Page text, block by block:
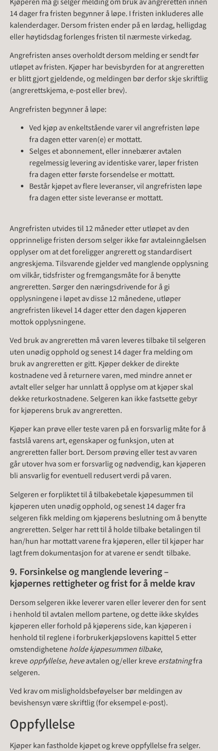
Kjøperen må gi selger melding om bruk av angreretten innen
14 dager fra fristen begynner å løpe. I fristen inkluderes alle
kalenderdager. Dersom fristen ender på en lørdag, helligdag
eller høytidsdag forlenges fristen til nærmeste virkedag.
Angrefristen anses overholdt dersom melding er sendt før
utløpet av fristen. Kjøper har bevisbyrden for at angreretten
er blitt gjort gjeldende, og meldingen bør derfor skje skriftlig
(angrerettskjema, e-post eller brev).
Angrefristen begynner å løpe:
Ved kjøp av enkeltstående varer vil angrefristen løpe
fra dagen etter varen(e) er mottatt.
Selges et abonnement, eller innebærer avtalen
regelmessig levering av identiske varer, løper fristen
fra dagen etter første forsendelse er mottatt.
Består kjøpet av flere leveranser, vil angrefristen løpe
fra dagen etter siste leveranse er mottatt.
Angrefristen utvides til 12 måneder etter utløpet av den
opprinnelige fristen dersom selger ikke før avtaleinngåelsen
opplyser om at det foreligger angrerett og standardisert
angreskjema. Tilsvarende gjelder ved manglende opplysning
om vilkår, tidsfrister og fremgangsmåte for å benytte
angreretten. Sørger den næringsdrivende for å gi
opplysningene i løpet av disse 12 månedene, utløper
angrefristen likevel 14 dager etter den dagen kjøperen
mottok opplysningene.
Ved bruk av angreretten må varen leveres tilbake til selgeren
uten unødig opphold og senest 14 dager fra melding om
bruk av angreretten er gitt. Kjøper dekker de direkte
kostnadene ved å returnere varen, med mindre annet er
avtalt eller selger har unnlatt å opplyse om at kjøper skal
dekke returkostnadene. Selgeren kan ikke fastsette gebyr
for kjøperens bruk av angreretten.
Kjøper kan prøve eller teste varen på en forsvarlig måte for å
fastslå varens art, egenskaper og funksjon, uten at
angreretten faller bort. Dersom prøving eller test av varen
går utover hva som er forsvarlig og nødvendig, kan kjøperen
bli ansvarlig for eventuell redusert verdi på varen.
Selgeren er forpliktet til å tilbakebetale kjøpesummen til
kjøperen uten unødig opphold, og senest 14 dager fra
selgeren fikk melding om kjøperens beslutning om å benytte
angreretten. Selger har rett til å holde tilbake betalingen til
han/hun har mottatt varene fra kjøperen, eller til kjøper har
lagt frem dokumentasjon for at varene er sendt tilbake.
9. Forsinkelse og manglende levering –
kjøpernes rettigheter og frist for å melde krav
Dersom selgeren ikke leverer varen eller leverer den for sent
i henhold til avtalen mellom partene, og dette ikke skyldes
kjøperen eller forhold på kjøperens side, kan kjøperen i
henhold til reglene i forbrukerkjøpslovens kapittel 5 etter
omstendigheteneholde kjøpesummen tilbake,
kreveoppfyllelse,heveavtalen og/eller kreveerstatningfra
selgeren.
Ved krav om misligholdsbeføyelser bør meldingen av
bevishensyn være skriftlig (for eksempel e-post).
Oppfyllelse
Kjøper kan fastholde kjøpet og kreve oppfyllelse fra selger.